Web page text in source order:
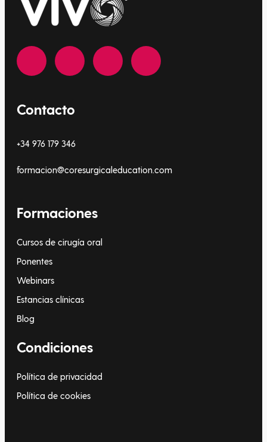
Contacto
+34 976 179 346
formacion@coresurgicaleducation.com
Formaciones
Cursos de cirugía oral
Ponentes
Webinars
Estancias clínicas
Blog
Condiciones
Política de privacidad
Política de cookies